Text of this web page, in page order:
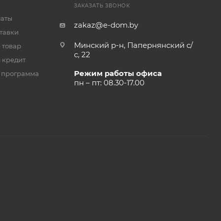
товар
кредит
программа
ЗАКАЗАТЬ ЗВОНОК
zakaz@e-dom.by
Минский р-н, Папернянский с/
с, 22
Режим работы офиса
пн – пт: 08.30-17.00